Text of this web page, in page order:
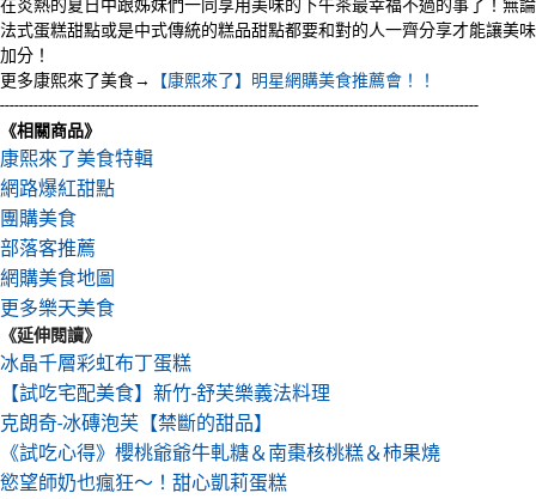
在炎熱的夏日中跟姊妹們一同享用美味的下午茶最幸福不過的事了！無論
法式蛋糕甜點或是中式傳統的糕品甜點都要和對的人一齊分享才能讓美味
加分！
更多康熙來了美食→
【康熙來了】明星網購美食推薦會！！
----------------------------------------------------------------------------------------------------
《相關商品》
康熙來了美食特輯
網路爆紅甜點
團購美食
部落客推薦
網購美食地圖
更多樂天美食
《延伸閱讀》
冰晶千層彩虹布丁蛋糕
【試吃宅配美食】新竹-舒芙樂義法料理
克朗奇-冰磚泡芙【禁斷的甜品】
《試吃心得》櫻桃爺爺牛軋糖＆南棗核桃糕＆柿果燒
慾望師奶也瘋狂～！甜心凱莉蛋糕